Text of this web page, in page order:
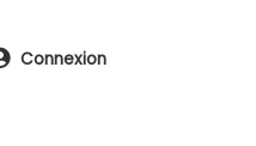
Connexion